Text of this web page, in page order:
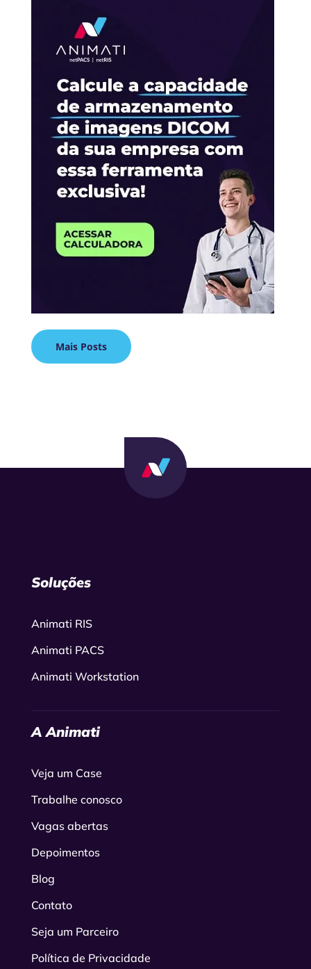
Mais Posts
Soluções
Animati RIS
Animati PACS
Animati Workstation
A Animati
Veja um Case
Trabalhe conosco
Vagas abertas
Depoimentos
Blog
Contato
Seja um Parceiro
Política de Privacidade